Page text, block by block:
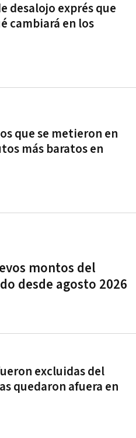
desalojo exprés que
cambiará en los
que se metieron en
más baratos en
montos del
desde agosto 2026
excluidas del
quedaron afuera en